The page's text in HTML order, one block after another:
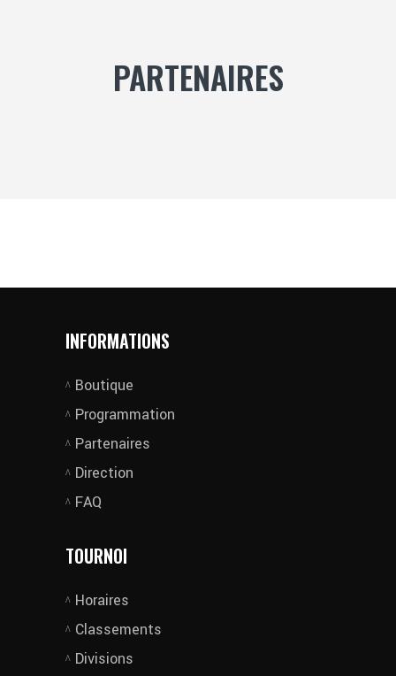
PARTENAIRES
INFORMATIONS
Boutique
Programmation
Partenaires
Direction
FAQ
TOURNOI
Horaires
Classements
Divisions